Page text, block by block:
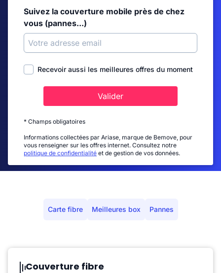
Suivez la couverture mobile près de chez
vous (pannes...)
Recevoir aussi les meilleures offres du moment
Valider
* Champs obligatoires
Informations collectées par Ariase, marque de Bemove, pour
vous renseigner sur les offres internet. Consultez notre
politique de confidentialité et de gestion de vos données.
Carte fibre Meilleures box Pannes
Couverture fibre